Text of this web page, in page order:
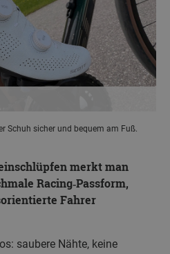
Schuh sicher und bequem am Fuß.
merkt man
Racing‑Passform,
Fahrer
saubere Nähte, keine